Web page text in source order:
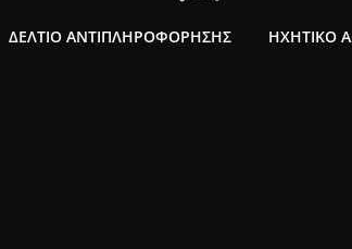
ΔΕΛΤΙΟ ΑΝΤΙΠΛΗΡΟΦΟΡΗΣΗΣ ΗΧΗΤΙΚΟ